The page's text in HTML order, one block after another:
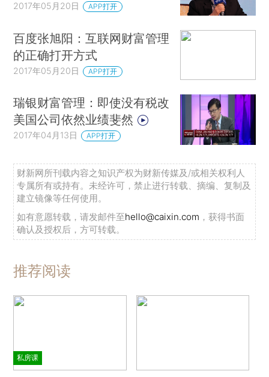
2017年05月20日 APP打开
百度张旭阳：互联网财富管理
的正确打开方式
2017年05月20日 APP打开
瑞银财富管理：即使没有税改
美国公司依然业绩斐然
2017年04月13日 APP打开
财新网所刊载内容之知识产权为财新传媒及/或相关权利人
专属所有或持有。未经许可，禁止进行转载、摘编、复制及
建立镜像等任何使用。
如有意愿转载，请发邮件至hello@caixin.com ，获得书面
确认及授权后，方可转载。
推荐阅读
私房课